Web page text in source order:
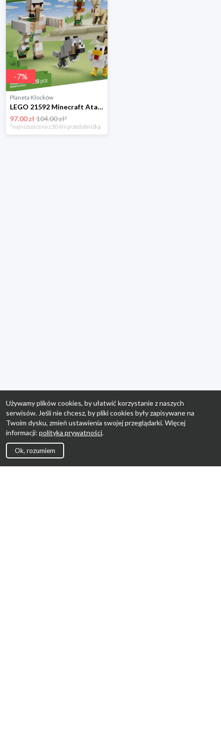
-7%
Planeta Klocków
LEGO 21592 Minecraft Atak Kurzego Jeźdźca na pustyni Lego
97.00 zł104.00 zł*
*najniższa cena z 30 dni przed obniżką
Używamy plików cookies, by ułatwić korzystanie z naszych
serwisów. Jeśli nie chcesz, by pliki cookies były zapisywane na
Twoim dysku, zmień ustawienia swojej przeglądarki. Więcej
informacji: polityka prywatności.
Ok, rozumiem